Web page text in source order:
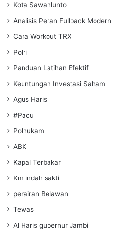
Kota Sawahlunto
Analisis Peran Fullback Modern
Cara Workout TRX
Polri
Panduan Latihan Efektif
Keuntungan Investasi Saham
Agus Haris
#Pacu
Polhukam
ABK
Kapal Terbakar
Km indah sakti
perairan Belawan
Tewas
Al Haris gubernur Jambi